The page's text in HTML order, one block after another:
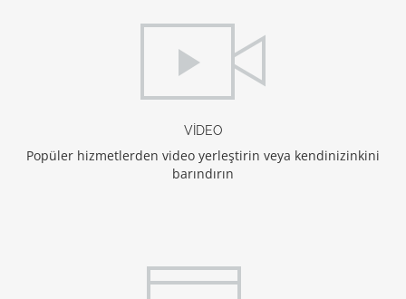
VİDEO
Popüler hizmetlerden video yerleştirin veya kendinizinkini
barındırın